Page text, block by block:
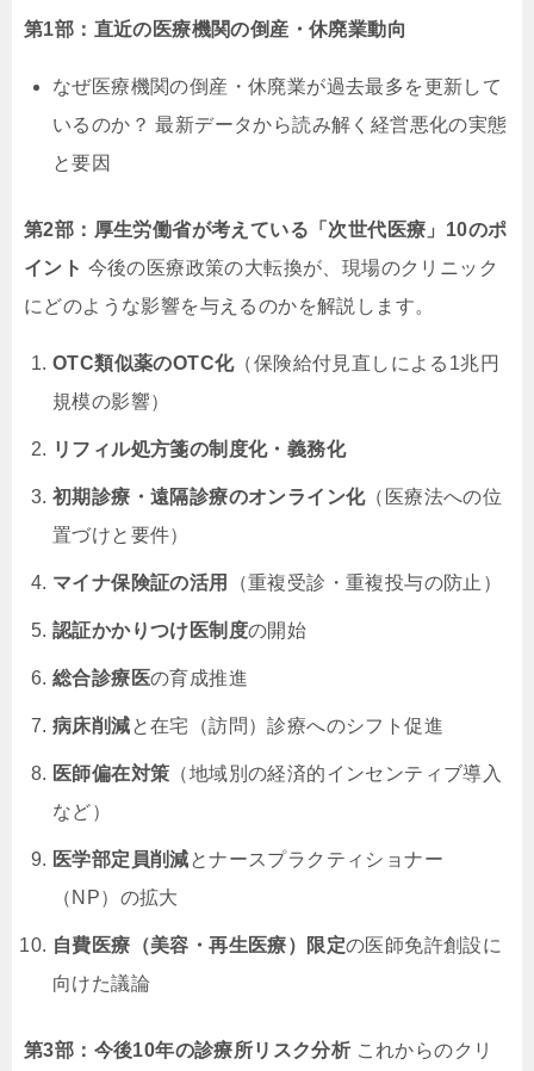
第1部：直近の医療機関の倒産・休廃業動向
なぜ医療機関の倒産・休廃業が過去最多を更新して
いるのか？ 最新データから読み解く経営悪化の実態
と要因
第2部：厚生労働省が考えている「次世代医療」10のポ
イント 今後の医療政策の大転換が、現場のクリニック
にどのような影響を与えるのかを解説します。
OTC類似薬のOTC化（保険給付見直しによる1兆円
規模の影響）
リフィル処方箋の制度化・義務化
初期診療・遠隔診療のオンライン化（医療法への位
置づけと要件）
マイナ保険証の活用 （重複受診・重複投与の防止）
認証かかりつけ医制度の開始
総合診療医の育成推進
病床削減と在宅（訪問）診療へのシフト促進
医師偏在対策 （地域別の経済的インセンティブ導入
など）
医学部定員削減とナースプラクティショナー
（NP）の拡大
自費医療（美容・再生医療）限定の医師免許創設に
向けた議論
第3部：今後10年の診療所リスク分析 これからのクリ